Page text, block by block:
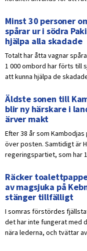
Minst 30 personer
spårar ur i södra
hjälpa alla skadade
Totalt har åtta vagnar
1 000 ombord har förts till
att kunna hjälpa de
Äldste sonen till
blir ny härskare i
ärver makt
Efter 38 år som
över posten. Samtidigt är
regeringspartiet, som har
Räcker
av magsjuka på
stänger tillfälligt
I somras förstördes
det har inte fungerat med
nära lederna, och tvättar